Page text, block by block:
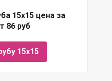
15х15 цена за
86 руб
15х15